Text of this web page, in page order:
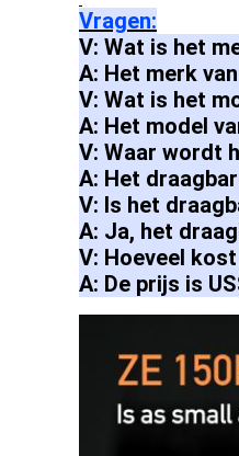
Vragen:
V: Wat is het
A: Het merk
V: Wat is het
A: Het model
V: Waar wordt
A: Het
V: Is het
A: Ja, het
V: Hoeveel
A: De prijs is